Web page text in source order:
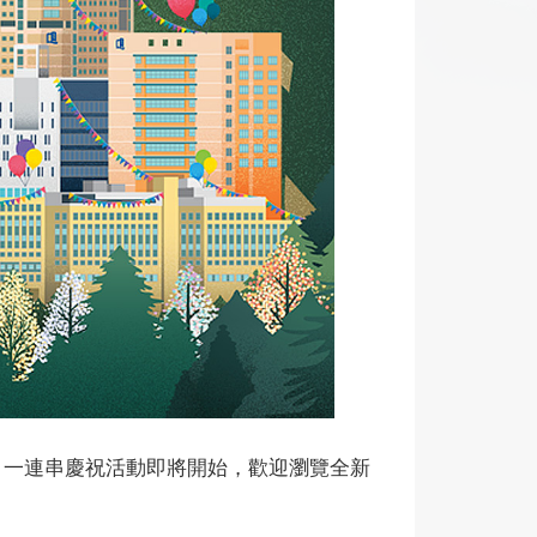
連串慶祝活動即將開始，歡迎瀏覽全新